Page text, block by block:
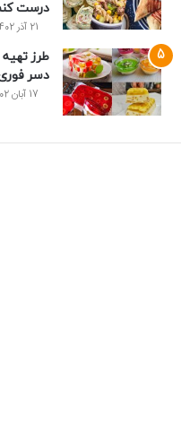
درست
21 آذر 1402
دسر
17 آبان 1402